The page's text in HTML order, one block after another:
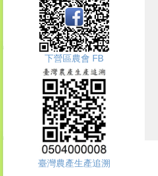
下營區農會 FB
臺灣農產生產追溯